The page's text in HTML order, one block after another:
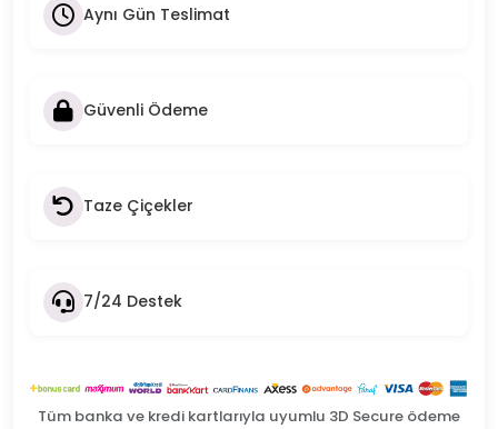
Aynı Gün Teslimat
Güvenli Ödeme
Taze Çiçekler
7/24 Destek
Tüm banka ve kredi kartlarıyla uyumlu 3D Secure ödeme